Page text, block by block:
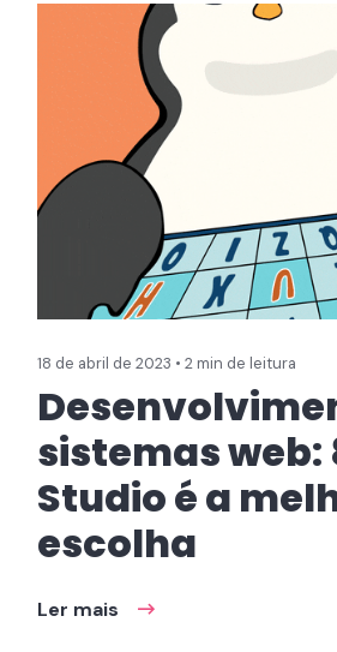
18 de abril de 2023 • 2 min de leitura
sistemas web:
Studio é a
escolha
Ler mais